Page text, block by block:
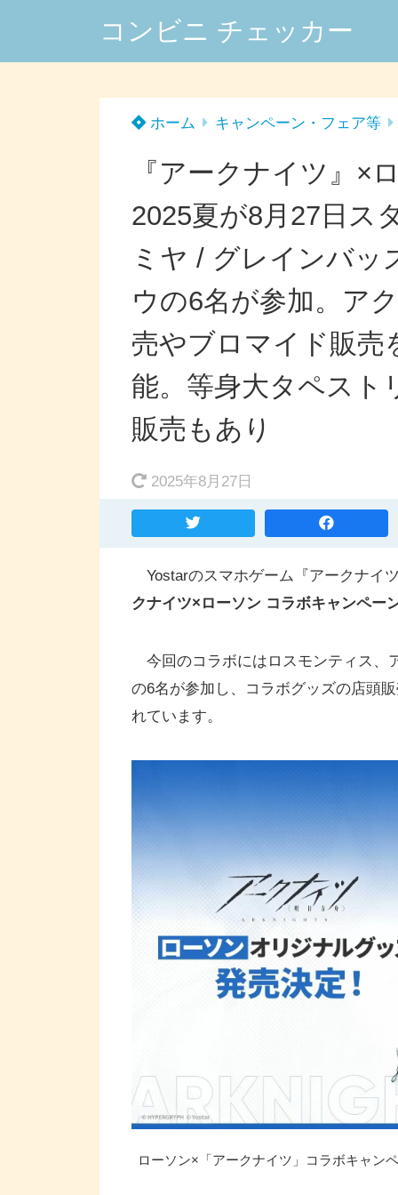
コンビニ チェッカー
ホーム キャンペーン・フェア等
『アークナイツ』×
2025夏が8月27日ス
ミヤ / グレインバッ
ウの6名が参加。ア
売やブロマイド販売
能。等身大タペスト
販売もあり
2025年8月27日
Yostarのスマホゲーム『アークナイ
クナイツ×ローソン コラボキャンペー
今回のコラボにはロスモンティス、
の6名が参加し、コラボグッズの店頭
れています。
ローソン×「アークナイツ」コラボキャン